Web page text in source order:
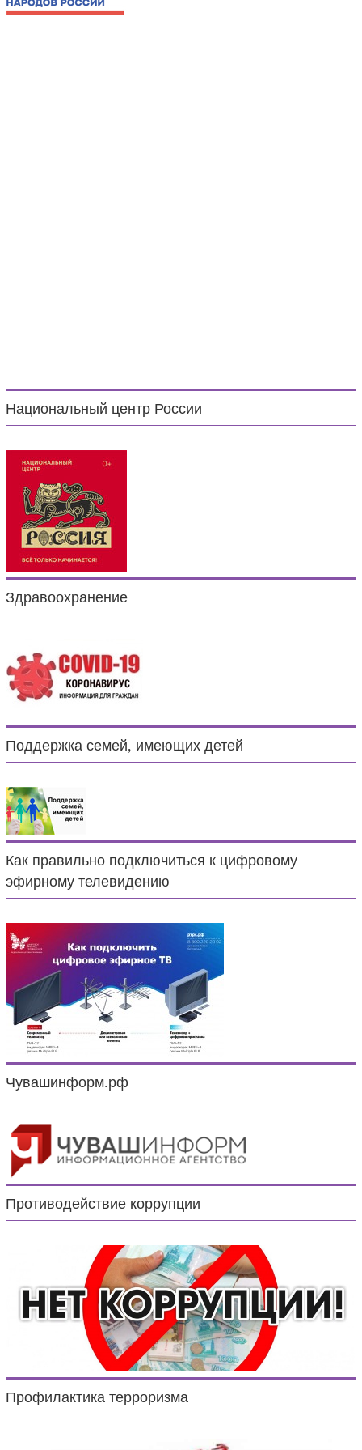
Национальный центр России
Здравоохранение
Поддержка семей, имеющих детей
Как правильно подключиться к цифровому
эфирному телевидению
Чувашинформ.рф
Противодействие коррупции
Профилактика терроризма